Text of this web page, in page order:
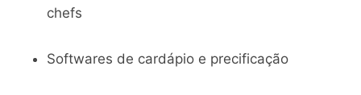
chefs
Softwares de cardápio e precificação